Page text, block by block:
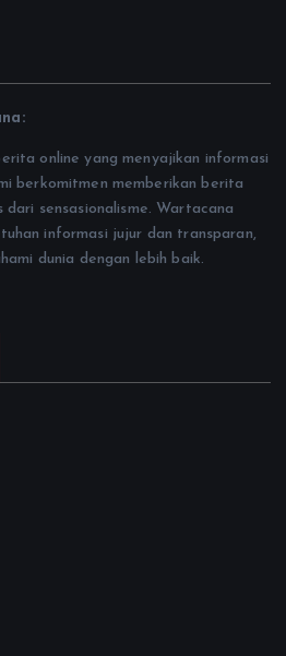
online yang menyajikan informasi
berkomitmen memberikan berita
sensasionalisme. Wartacana
informasi jujur dan transparan,
dunia dengan lebih baik.